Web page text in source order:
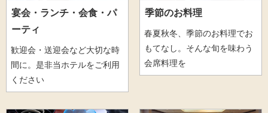
宴会・ランチ・会食・パ
ーティ
歓迎会・送迎会など大切な時
間に。是非当ホテルをご利用
ください
季節のお料理
春夏秋冬、季節のお料理でお
もてなし。そんな旬を味わう
会席料理を